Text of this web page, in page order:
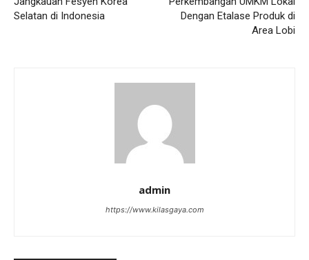
Selatan di Indonesia
Dengan Etalase Produk di
Area Lobi
admin
https://www.kilasgaya.com